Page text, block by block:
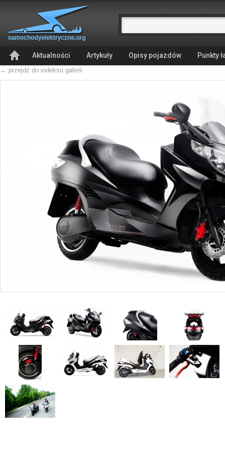
Aktualności Artykuły Opisy pojazdów Punkty
← przejdź do indeksu galerii